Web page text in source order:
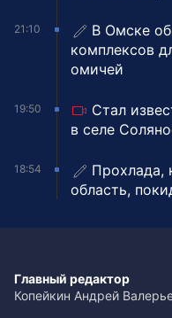
21:10
В Омске
комплексов
омичей
19:50
Стал
в селе
18:54
Прохлада,
область,
Главный редактор
Копейкин Андрей